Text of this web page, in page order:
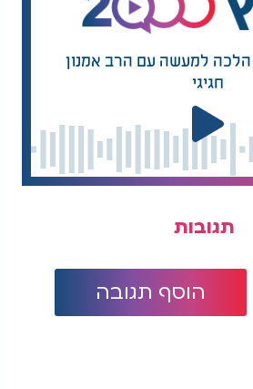
הלכה למעשה עם הרב אמנון
חגיגי
תגובות
הוסף תגובה